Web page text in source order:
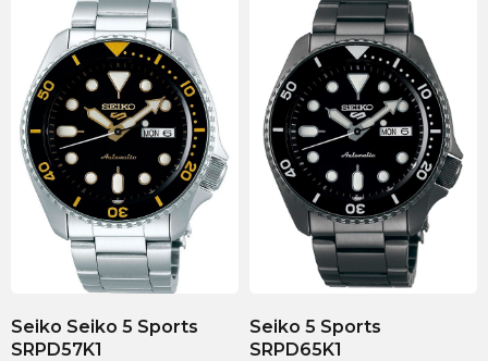
Seiko Seiko 5 Sports
SRPD57K1
Seiko 5 Sports
SRPD65K1